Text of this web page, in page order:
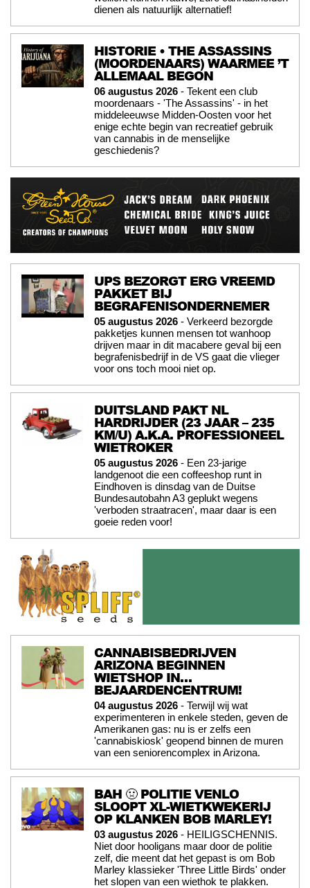
dienen als natuurlijk alternatief!
HISTORIE • THE ASSASSINS
(MOORDENAARS) WAARMEE ’T
ALLEMAAL BEGON
06 augustus 2026 - Tekent een club
moordenaars - 'The Assassins' - in het
middeleeuwse Midden-Oosten voor het
enige echte begin van recreatief gebruik
van cannabis in de menselijke
geschiedenis?
UPS BEZORGT ERG VREEMD
PAKKET BIJ
BEGRAFENISONDERNEMER
05 augustus 2026 - Verkeerd bezorgde
pakketjes kunnen mensen tot wanhoop
drijven maar in dit macabere geval bij een
begrafenisbedrijf in de VS gaat die vlieger
voor ons toch mooi niet op.
DUITSLAND PAKT NL
HARDRIJDER (23 JAAR – 235
KM/U) A.K.A. PROFESSIONEEL
WIETROKER
05 augustus 2026 - Een 23-jarige
landgenoot die een coffeeshop runt in
Eindhoven is dinsdag van de Duitse
Bundesautobahn A3 geplukt wegens
'verboden straatracen', maar daar is een
goeie reden voor!
CANNABISBEDRIJVEN
ARIZONA BEGINNEN
WIETSHOP IN…
BEJAARDENCENTRUM!
04 augustus 2026 - Terwijl wij wat
experimenteren in enkele steden, geven de
Amerikanen gas: nu is er zelfs een
'cannabiskiosk' geopend binnen de muren
van een seniorencomplex in Arizona.
BAH 🤢 POLITIE VENLO
SLOOPT XL-WIETKWEKERIJ
OP KLANKEN BOB MARLEY!
03 augustus 2026 - HEILIGSCHENNIS.
Niet door hooligans maar door de politie
zelf, die meent dat het gepast is om Bob
Marley klassieker 'Three Little Birds' onder
het slopen van een wiethok te plakken.